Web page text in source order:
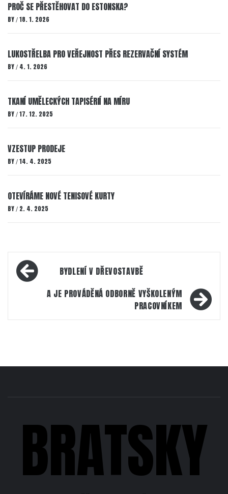
PROČ SE PŘESTĚHOVAT DO ESTONSKA?
BY / 18. 1. 2026
LUKOSTŘELBA PRO VEŘEJNOST PŘES REZERVAČNÍ SYSTÉM
BY / 4. 1. 2026
TKANÍ UMĚLECKÝCH TAPISÉRIÍ NA MÍRU
BY / 17. 12. 2025
VZESTUP PRODEJE
BY / 14. 4. 2025
OTEVÍRÁME NOVÉ TENISOVÉ KURTY
BY / 2. 4. 2025
Navigace
pro
příspěvek
BYDLENÍ V DŘEVOSTAVBĚ
A JE PROVÁDĚNÁ ODBORNĚ VYŠKOLENÝM
PRACOVNÍKEM
BRATSKY